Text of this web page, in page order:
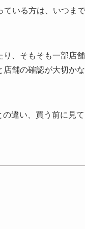
いる方は、いつま
、そもそも一部店
舗の確認が大切か
違い、買う前に見